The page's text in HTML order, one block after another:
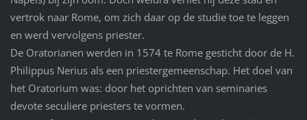
vertrok naar Rome, om zich daar op de studie toe te leggen
en werd vervolgens priester.
De Oratorianen werden in 1574 te Rome gesticht door de H.
Philippus Nerius als een priestergemeenschap. Het doel van
het Oratorium was: door het oprichten van seminaries
devote seculiere priesters te vormen.